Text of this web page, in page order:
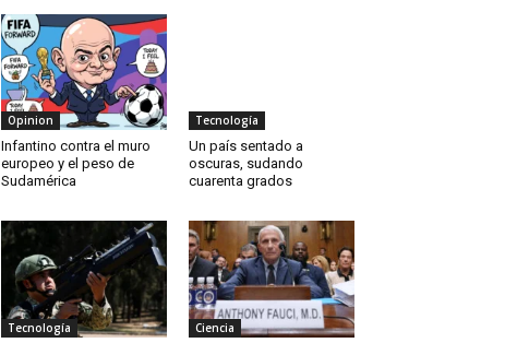
Opinion
Infantino contra el muro
europeo y el peso de
Sudamérica
Tecnología
Un país sentado a
oscuras, sudando
cuarenta grados
Tecnología Ciencia